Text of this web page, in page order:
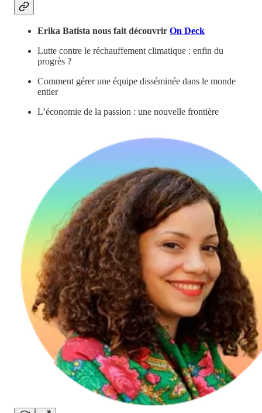
Erika Batista nous fait découvrir On Deck
Lutte contre le réchauffement climatique : enfin du
progrès ?
Comment gérer une équipe disséminée dans le monde
entier
L’économie de la passion : une nouvelle frontière